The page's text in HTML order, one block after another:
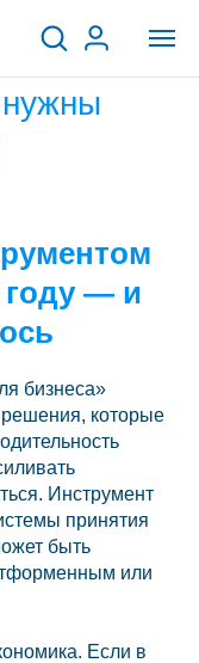
году — и
бизнеса»
которые
Инструмент
принятия
быть
или
Если в